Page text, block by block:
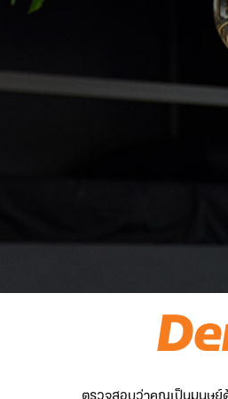
ตรวจสอบว่าคุณเป็นมนุษย์